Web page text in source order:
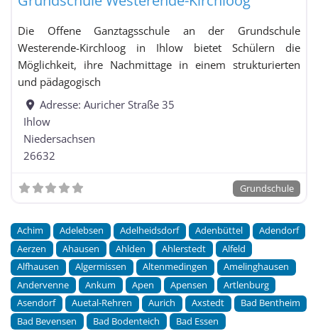
Die Offene Ganztagsschule an der Grundschule
Westerende-Kirchloog in Ihlow bietet Schülern die
Möglichkeit, ihre Nachmittage in einem strukturierten
und pädagogisch
Adresse: Auricher Straße 35
Ihlow
Niedersachsen
26632
Grundschule
Achim Adelebsen Adelheidsdorf Adenbüttel
Adendorf
Aerzen
Ahausen Ahlden Ahlerstedt
Alfeld
Alfhausen
Algermissen Altenmedingen
Amelinghausen
Andervenne
Ankum Apen Apensen
Artlenburg
Asendorf
Auetal-Rehren Aurich Axstedt
Bad Bentheim
Bad Bevensen
Bad Bodenteich
Bad Essen